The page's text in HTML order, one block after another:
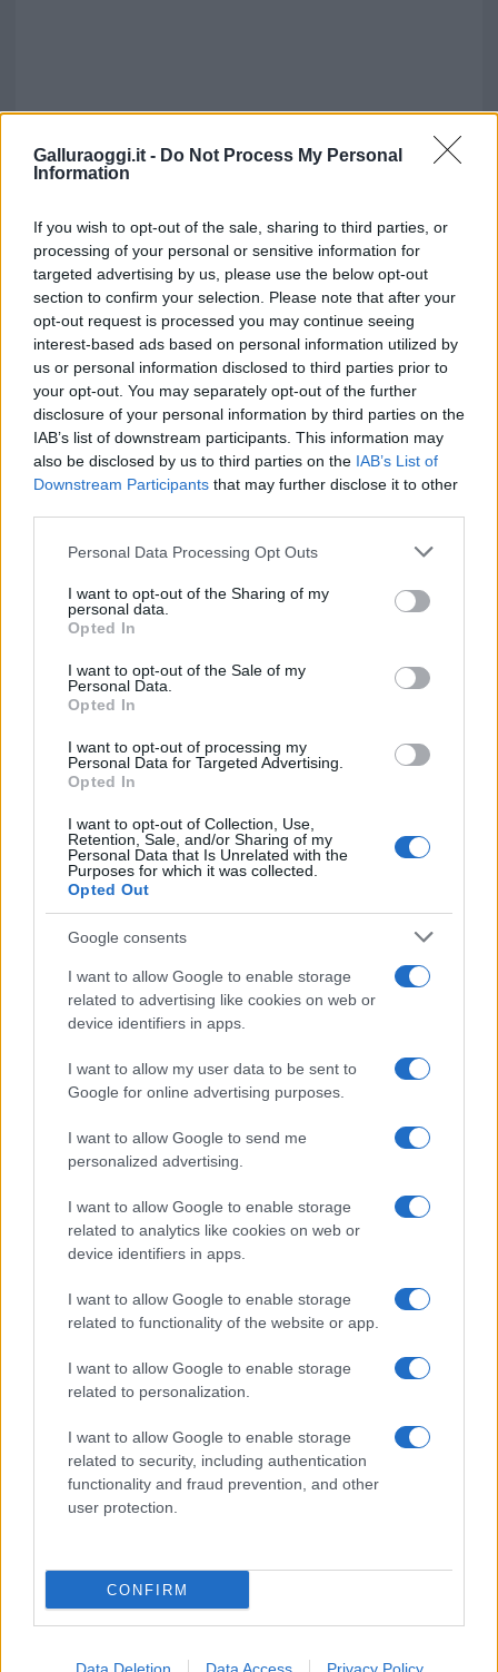
Galluraoggi.it - Do Not Process My Personal
Information
If you wish to opt-out of the sale, sharing to third parties, or
processing of your personal or sensitive information for
targeted advertising by us, please use the below opt-out
section to confirm your selection. Please note that after your
opt-out request is processed you may continue seeing
interest-based ads based on personal information utilized by
us or personal information disclosed to third parties prior to
your opt-out. You may separately opt-out of the further
disclosure of your personal information by third parties on the
IAB’s list of downstream participants. This information may
also be disclosed by us to third parties on the IAB’s List of
Downstream Participants that may further disclose it to other
Please note that this website/app uses one or more Google
not limited to your visit or usage behaviour. You may click to
grant or deny consent to Google and its third-party tags to
use your data for below specified purposes in below Google
consent section.
Personal Data Processing Opt Outs
I want to opt-out of the Sharing of my
personal data.
Opted In
I want to opt-out of the Sale of my
Personal Data.
Opted In
I want to opt-out of processing my
Personal Data for Targeted Advertising.
Opted In
I want to opt-out of Collection, Use,
Retention, Sale, and/or Sharing of my
Personal Data that Is Unrelated with the
Purposes for which it was collected.
Opted Out
Google consents
I want to allow Google to enable storage
related to advertising like cookies on web or
device identifiers in apps.
I want to allow my user data to be sent to
Google for online advertising purposes.
I want to allow Google to send me
personalized advertising.
I want to allow Google to enable storage
related to analytics like cookies on web or
device identifiers in apps.
I want to allow Google to enable storage
related to functionality of the website or app.
I want to allow Google to enable storage
related to personalization.
I want to allow Google to enable storage
related to security, including authentication
functionality and fraud prevention, and other
user protection.
CONFIRM
Vuoi rimuovere le pubblicità nazionali?
cliccandoqui
Sei già abbonato?
sezioneLogindal menù del sito o
cliccandoqui
TEMI: Ana Marià Serna
Centro Commerciale Olbia Mare
Conole Messico Sardegna
Nadia Mombelli
Natura Viva Olbia
Nhood Olbia
Inviaci le tue segnalazioni,
i tuoi video e le tue foto
Su WhatsApp al numero +39
Notizie in tempo reale?
Entra nel canale telegram di
GalluraOggi.it
Ricevi le nostre ultime news
Condividi l'articolo